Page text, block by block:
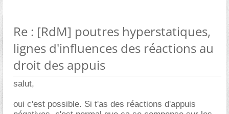
Re : [RdM] poutres hyperstatiques,
lignes d'influences des réactions au
droit des appuis
salut,
oui c'est possible. Si t'as des réactions d'appuis